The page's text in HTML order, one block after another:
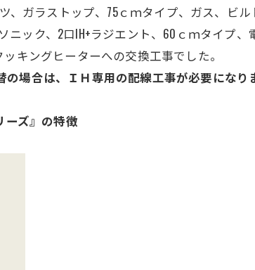
、ガラストップ、75ｃｍタイプ、ガス、ビル
ニック、2口IH+ラジエント、 60ｃｍタイプ、
キングヒーターへの交換工事でした。
場合は、ＩＨ専用の配線工事が必要になり
ーズ』の特徴